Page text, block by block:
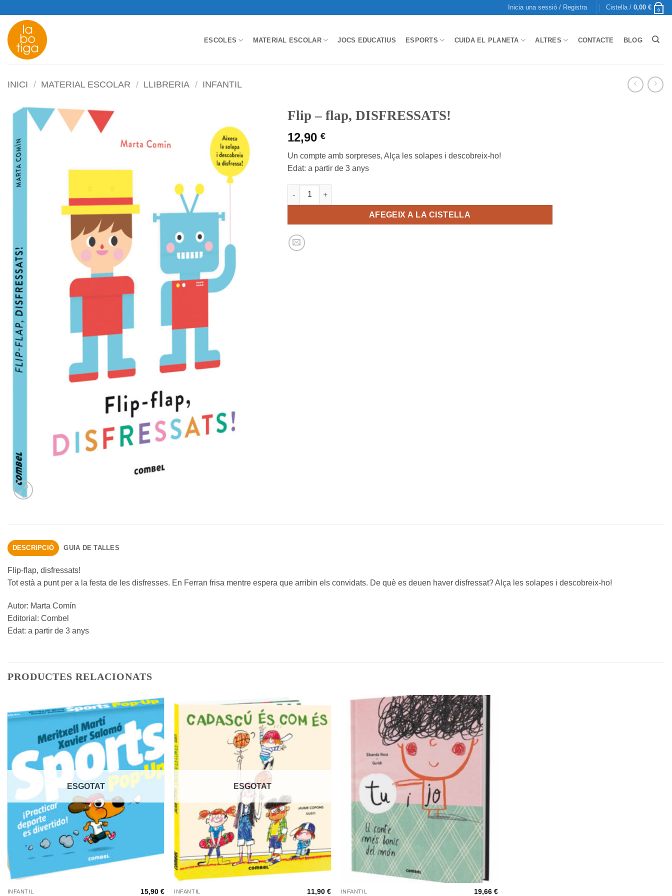
content
Inicia una sessió / Registra Cistella / 0,00 € 0
ESCOLES MATERIAL ESCOLAR JOCS EDUCATIUS ESPORTS CUIDA EL PLANETA ALTRES CONTACTE BLOG
INICI / MATERIAL ESCOLAR / LLIBRERIA / INFANTIL
Flip – flap, DISFRESSATS!
12,90 €
Un compte amb sorpreses, Alça les solapes i descobreix-ho!
Edat: a partir de 3 anys
quantitat de Flip - flap, DISFRESSATS!
AFEGEIX A LA CISTELLA
DESCRIPCIÓ GUIA DE TALLES
Flip-flap, disfressats!
Tot està a punt per a la festa de les disfresses. En Ferran frisa mentre espera que arribin els convidats. De què es deuen haver disfressat? Alça les solapes i descobreix-ho!
Autor: Marta Comín
Editorial: Combel
Edat: a partir de 3 anys
PRODUCTES RELACIONATS
ESGOTAT
INFANTIL 15,90 €
+
ESGOTAT
INFANTIL 11,90€
+
INFANTIL 19,66 €